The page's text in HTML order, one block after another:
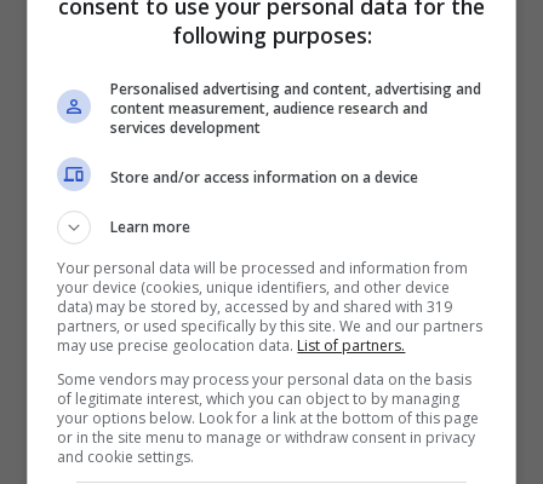
Anticipazioni turche, Segreti di famiglia: il colpo di scena
che cambia tutto (Infinity) referendumcittadinanza.it
Cosa significa questo per gli equilibri di
Segreti di famiglia? Il vuoto lasciato daMetin
potrebbe spalancare porte inaspettate: verità
trattenute, promesse non mantenute, scelte
consent to use your personal data for the
following purposes:
Personalised advertising and content, advertising and
content measurement, audience research and
services development
Store and/or access information on a device
Learn more
Your personal data will be processed and information from
your device (cookies, unique identifiers, and other device
data) may be stored by, accessed by and shared with 319
partners, or used specifically by this site. We and our partners
may use precise geolocation data. List of partners.
Some vendors may process your personal data on the basis
of legitimate interest, which you can object to by managing
your options below. Look for a link at the bottom of this page
or in the site menu to manage or withdraw consent in privacy
and cookie settings.